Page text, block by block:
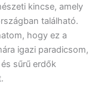
kincse, amely
található.
hogy ez a
igazi paradicsom,
sűrű erdők